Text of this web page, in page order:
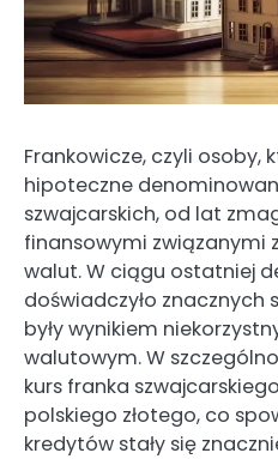
Frankowicze, czyli osoby,
hipoteczne
szwajcarskich, od lat
finansowymi związanymi
walut. W ciągu ostatniej
doświadczyło
były wynikiem
walutowym. W
kurs franka
polskiego złotego, co
kredytów stały się